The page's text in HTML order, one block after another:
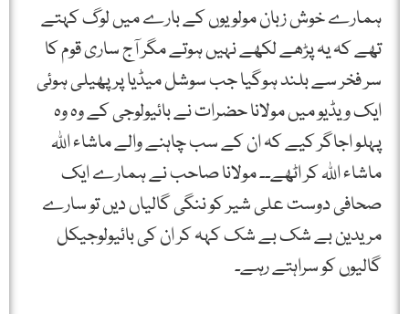
ہمارے خوش زبان مولویوں کے بارے میں لوگ کہتے
تھے کہ یہ پڑھے لکھے نہیں ہوتے مگر آج ساری قوم کا
سر فخر سے بلند ہوگیا جب سوشل میڈیا پر پھیلی ہوئی
ایک ویڈیو میں مولانا حضرات نے بائیولوجی کے وہ وہ
پہلو اجاگر کیے کہ ان کے سب چاہنے والے ماشاء اللہ
ماشاء اللہ کر اٹھے۔۔ مولانا صاحب نے ہمارے ایک
صحافی دوست علی شیر کو ننگی گالیاں دیں تو سارے
مریدین بے شک بے شک کہہ کر ان کی بائیولوجیکل
گالیوں کو سراہتے رہے۔